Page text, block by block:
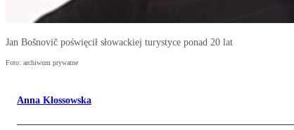
Jan Bošnovič poświęcił słowackiej turystyce ponad 20 lat
Foto: archiwum prywatne
Anna Kłossowska